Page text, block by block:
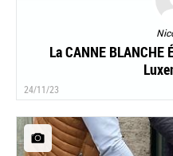
La CANNE BLANCHE
24/11/23